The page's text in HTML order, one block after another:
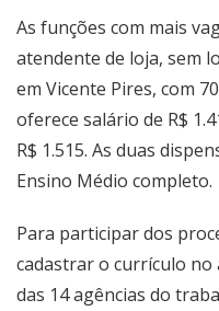
As funções com mais
atendente de loja, sem
em Vicente Pires, com
oferece salário de R$
R$ 1.515. As duas
Ensino Médio completo.
Para participar dos
cadastrar o currículo no
das 14 agências do